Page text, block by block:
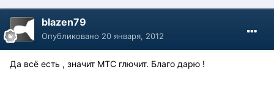
blazen79
Опубликовано 20 января, 2012
Да всё есть , значит МТС глючит. Благо дарю !